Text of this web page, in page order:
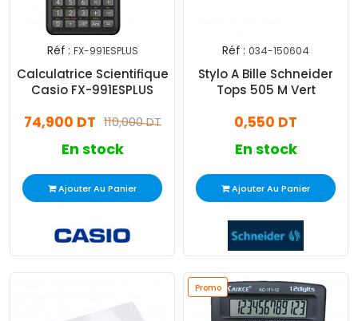
Réf : FX-991ESPLUS
Calculatrice Scientifique
Casio FX-991ESPLUS
110,000 DT
74,900 DT
En stock
Ajouter Au Panier
Réf : 034-150604
Stylo A Bille Schneider
Tops 505 M Vert
0,550 DT
En stock
Ajouter Au Panier
Promo